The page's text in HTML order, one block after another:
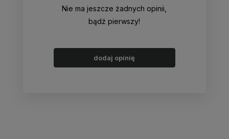
Nie ma jeszcze żadnych opinii,
bądź pierwszy!
dodaj opinię